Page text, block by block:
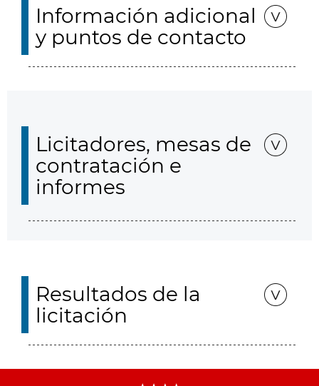
Información adicional
y puntos de contacto
Licitadores, mesas de
contratación e
informes
Resultados de la
licitación